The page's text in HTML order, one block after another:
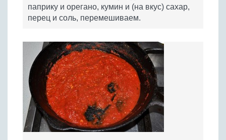
паприку и орегано, кумин и (на вкус) сахар,
перец и соль, перемешиваем.